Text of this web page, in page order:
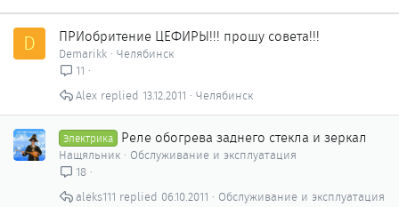
D ПРИобритение ЦЕФИРЫ!!! прошу совета!!!
Demarikk Челябинск
11
Челябинск
13.12.2011
Alex
Электрика Реле обогрева заднего стекла и зеркал
Нащяльник
Обслуживание и эксплуатация
18
Обслуживание и эксплуатация
06.10.2011
aleks111